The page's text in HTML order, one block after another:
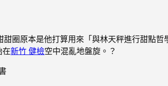
甜圈原本是他打算用來「與林天秤進行甜點哲
在新竹 健檢空中混亂地盤旋。？